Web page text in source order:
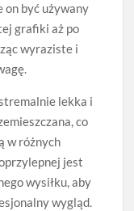
on być używany
grafiki aż po
wyraziste i
lekka i
co
w różnych
jest
wysiłku, aby
wygląd.